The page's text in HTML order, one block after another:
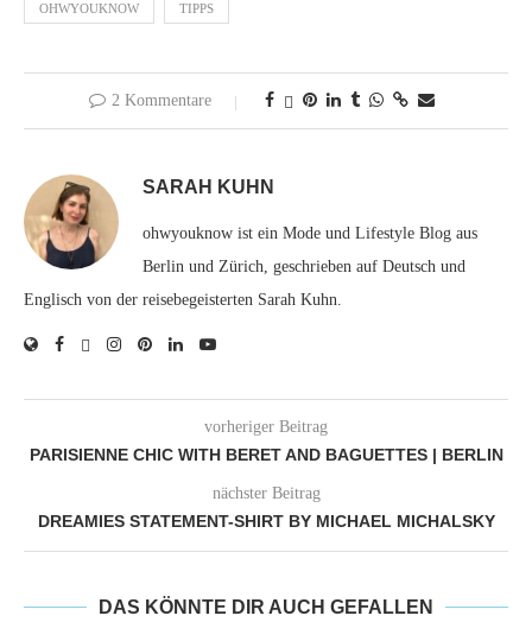
OHWYOUKNOW TIPPS
2 Kommentare
SARAH KUHN
ohwyouknow ist ein Mode und Lifestyle Blog aus
Berlin und Zürich, geschrieben auf Deutsch und
Englisch von der reisebegeisterten Sarah Kuhn.
vorheriger Beitrag
PARISIENNE CHIC WITH BERET AND BAGUETTES | BERLIN
nächster Beitrag
DREAMIES STATEMENT-SHIRT BY MICHAEL MICHALSKY
DAS KÖNNTE DIR AUCH GEFALLEN